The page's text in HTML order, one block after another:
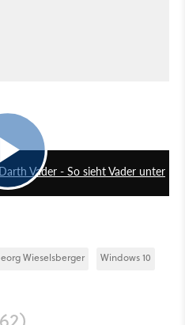
Vader - So sieht Vader unter
Wieselsberger Windows 10